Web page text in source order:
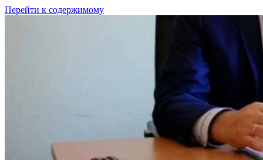
Перейти к содержимому